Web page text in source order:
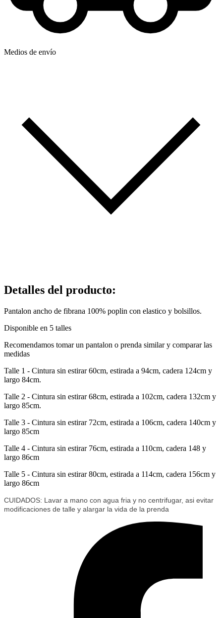
Medios de envío
Detalles del producto:
Pantalon ancho de fibrana 100% poplin con elastico y bolsillos.
Disponible en 5 talles
Recomendamos tomar un pantalon o prenda similar y comparar las
medidas
Talle 1 - Cintura sin estirar 60cm, estirada a 94cm, cadera 124cm y
largo 84cm.
Talle 2 - Cintura sin estirar 68cm, estirada a 102cm, cadera 132cm y
largo 85cm.
Talle 3 - Cintura sin estirar 72cm, estirada a 106cm, cadera 140cm y
largo 85cm
Talle 4 - Cintura sin estirar 76cm, estirada a 110cm, cadera 148 y
largo 86cm
Talle 5 - Cintura sin estirar 80cm, estirada a 114cm, cadera 156cm y
largo 86cm
CUIDADOS: Lavar a mano con agua fria y no centrifugar, asi evitar
modificaciones de talle y alargar la vida de la prenda